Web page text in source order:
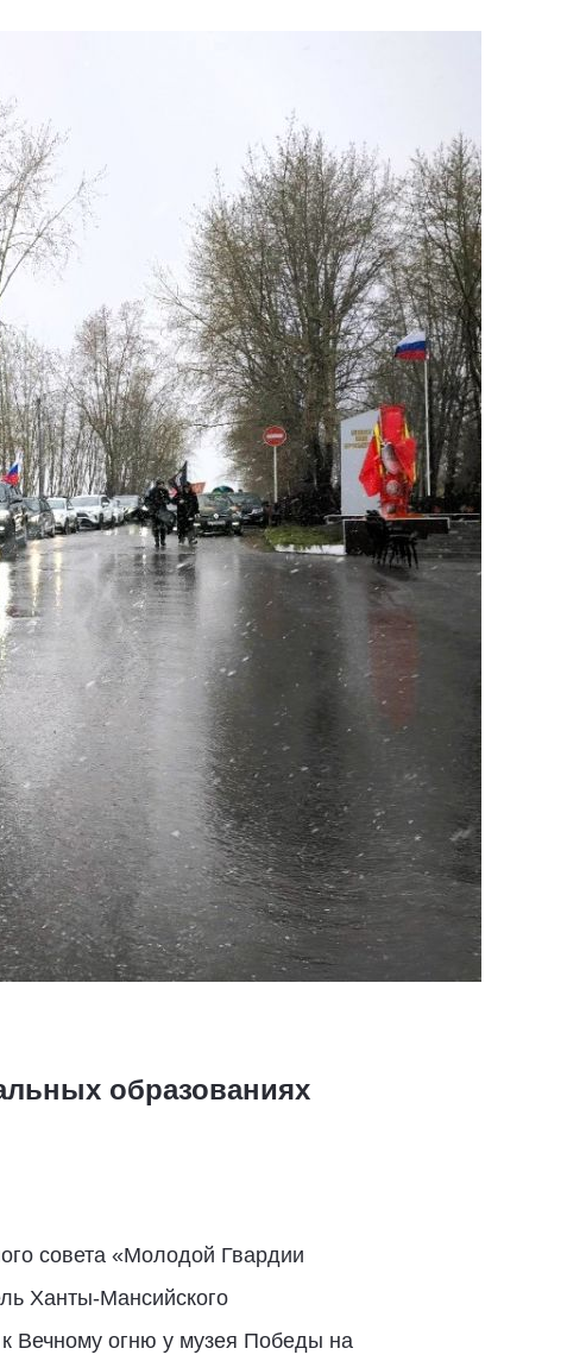
образованиях
совета «Молодой Гвардии
Ханты-Мансийского
Вечному огню у музея Победы на